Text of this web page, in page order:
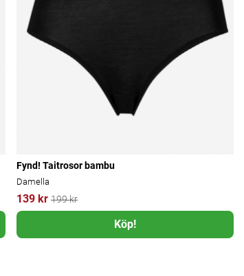
Fynd! Taitrosor bambu
Damella
139 kr 199 kr
Köp!